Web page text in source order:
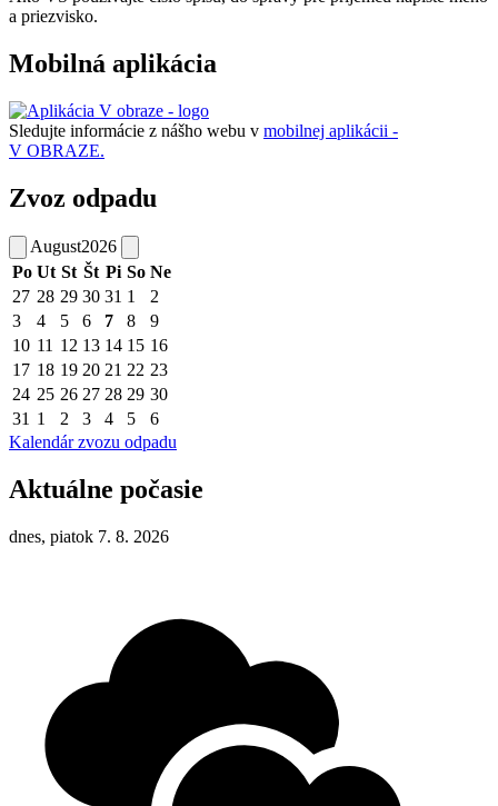
a priezvisko.
Mobilná aplikácia
Sledujte informácie z nášho webu v mobilnej aplikácii -
V OBRAZE.
Zvoz odpadu
August2026
Po Ut St Št Pi So Ne
27 28 29 30 31 1
2
3
4 5 6 7 8
9
10 11 12 13 14 15 16
17 18 19 20 21 22 23
24 25 26 27 28 29 30
31 1 2 3 4 5
6
Kalendár zvozu odpadu
Aktuálne počasie
dnes, piatok 7. 8. 2026